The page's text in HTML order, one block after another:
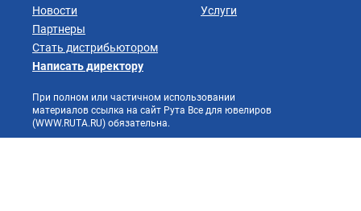
Новости
Партнеры
Стать дистрибьютором
Услуги
Написать директору
При полном или частичном использовании
материалов ссылка на сайт Рута Все для ювелиров
(WWW.RUTA.RU) обязательна.